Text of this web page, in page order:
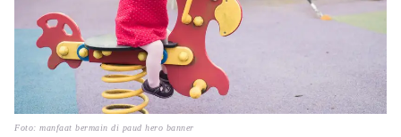
Foto: manfaat bermain di paud hero banner